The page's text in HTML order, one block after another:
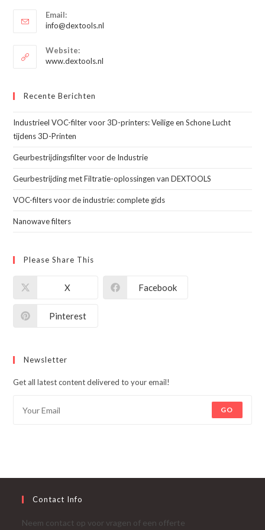
toepassing
in
je
toepassing
Email:
info@dextools.nl
Website:
www.dextools.nl
Recente Berichten
Industrieel VOC-filter voor 3D-printers: Veilige en Schone Lucht
tijdens 3D-Printen
Geurbestrijdingsfilter voor de Industrie
Geurbestrijding met Filtratie-oplossingen van DEXTOOLS
VOC-filters voor de industrie: complete gids
Nanowave filters
Please Share This
X Facebook
Pinterest
Newsletter
Get all latest content delivered to your email!
GO
Contact Info
Neem contact op voor vragen of een offerte